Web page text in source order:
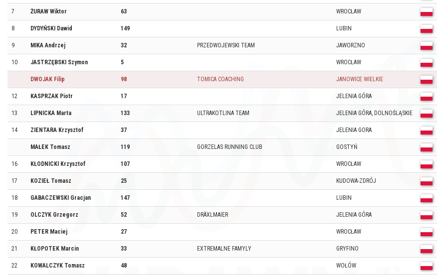
7 ŻURAW Wiktor 63 WROCŁAW
8 DYDYŃSKI Dawid 149 LUBIN
9 MIKA Andrzej 32 PRZEDWOJEWSKI TEAM JAWORZNO
10 JASTRZĘBSKI Szymon 5 WROCŁAW
DWOJAK Filip 98 TOMICA COACHING JANOWICE WIELKIE
12 KASPRZAK Piotr 17 JELENIA GÓRA
13 LIPNICKA Marta 133 ULTRAKOTLINA TEAM JELENIA GÓRA, DOLNOŚLĄSKIE
14 ZIENTARA Krzysztof 37 JELENIA GORA
MAŁEK Tomasz 119 GORZELAS RUNNING CLUB GOSTYŃ
16 KŁODNICKI Krzysztof 107 WROCŁAW
17 KOZIEŁ Tomasz 25 KUDOWA-ZDRÓJ
18 GABACZEWSKI Gracjan 147 LUBIN
19 OLCZYK Grzegorz 52 DRÄXLMAIER JELENIA GÓRA
20 PETER Maciej 27 WROCŁAW
21 KŁOPOTEK Marcin 33 EXTREMALNE FAMYLY GRYFINO
22 KOWALCZYK Tomasz 48 WOŁÓW